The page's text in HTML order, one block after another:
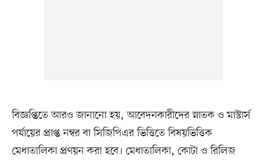
বিজ্ঞপ্তিতে আরও জানানো হয়, আবেদনকারীদের স্নাতক ও মাস্টার্স
পর্যায়ের প্রাপ্ত নম্বর বা সিজিপিএর ভিত্তিতে বিষয়ভিত্তিক
মেধাতালিকা প্রণয়ন করা হবে। মেধাতালিকা, কোটা ও রিলিজ